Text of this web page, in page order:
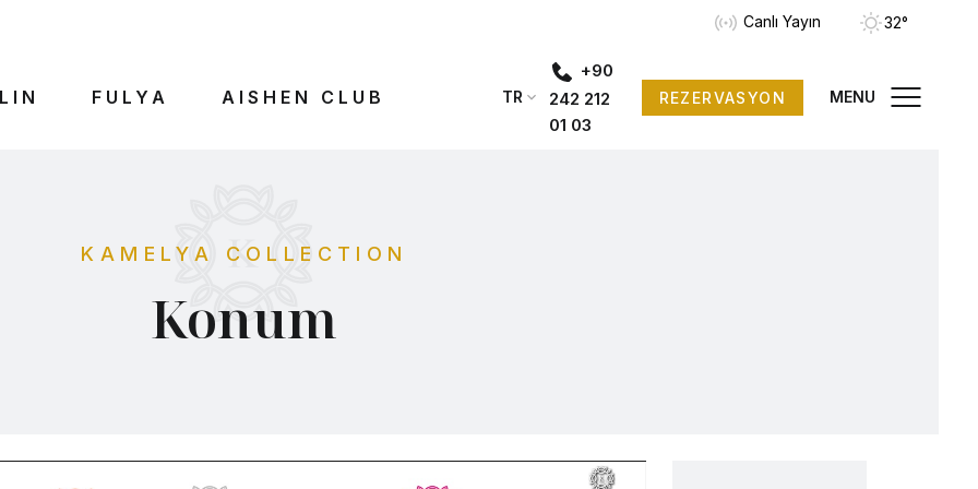
Canlı Yayın 32°
FULYA AISHEN CLUB TR
+90
242 212
01 03
REZERVASYON MENU
KAMELYA COLLECTION
Konum